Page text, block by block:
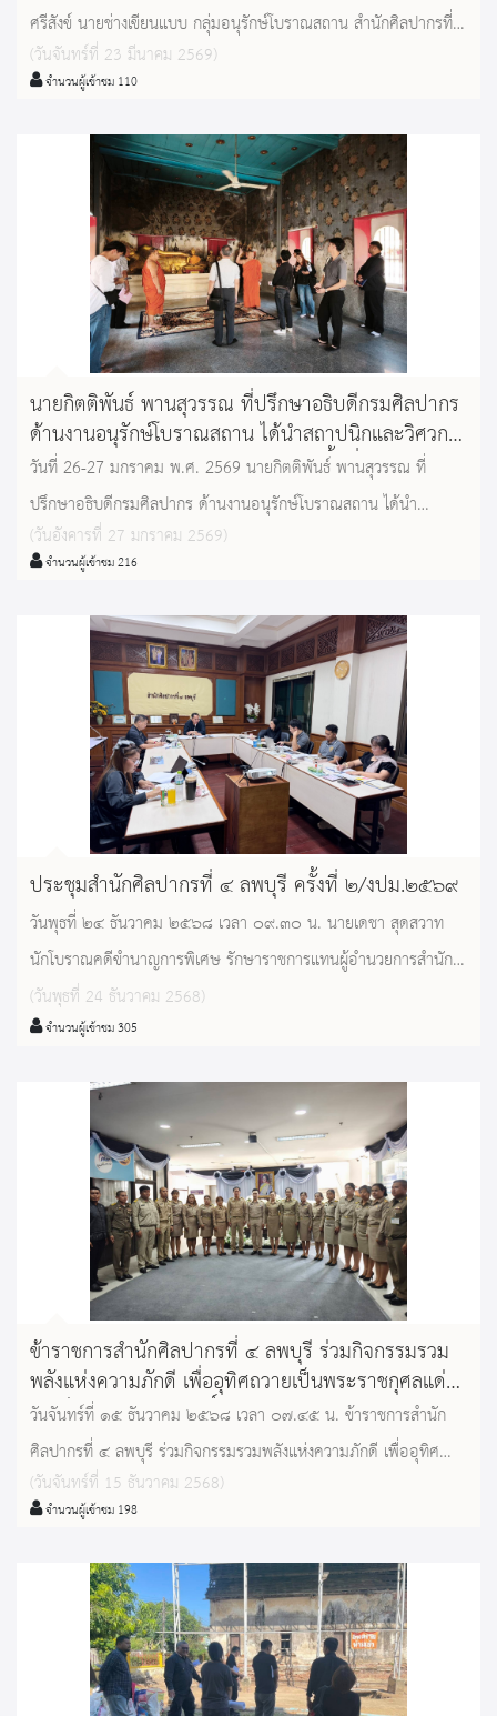
ศรีสังข์ นายช่างเขียนแบบ กลุ่มอนุรักษ์โบราณสถาน สำนักศิลปากรที่
๔ ลพบุรี ได้รับคัดเลือกเป็นพนักงานราชการผู้ปฏิบัติงานดีเด่น ในสังกัด
กรมศิลปากร ประจำปี พ.ศ. ๒๕๖๘ เนื่องในโอกาสวันสถาปนากรม
(วันจันทร์ที่ 23 มีนาคม 2569)
จำนวนผู้เข้าชม 110
นายกิตติพันธ์ พานสุวรรณ ที่ปรึกษาอธิบดีกรมศิลปากร
ด้านงานอนุรักษ์โบราณสถาน ได้นำสถาปนิกและวิศวกร
สำนักสถาปัตยกรรม กรมศิลปากร ลงพื้นที่รับผิดชอบ
ของสำนักศิลปากรที่ 4 ลพบุรี
วันที่ 26-27 มกราคม พ.ศ. 2569 นายกิตติพันธ์ พานสุวรรณ ที่
ปรึกษาอธิบดีกรมศิลปากร ด้านงานอนุรักษ์โบราณสถาน ได้นำ
สถาปนิกและวิศวกร สำนักสถาปัตยกรรม กรมศิลปากร ลงพื้นที่รับผิด
ชอบของสำนักศิลปากรที่ 4 ลพบุรี เพื่อสำรวจสภาพพื้นที่จริงประกอบ
การจัดทำแบบรูปรายการงานบูรณะโบราณสถานภายในจังหวัด
อุทัยธานี (วัดธรรมโฆษก วัดใหม่จันทาราม วัดขวิด) จังหวัดเพชรบูรณ์
(วัดไตรภูมิ) จังหวัดลพบุรี(บ้านวิชาเยนทร์ สระมะโนรา) และให้คำ
แนะนำแนวทางการบูรณะโบราณสถานให้เกิดประโยชน์ทั้งเชิงวิชาการ
และเจ้าของพื้นที่โบราณสถานได้ใช้พื้นที่อย่างเหมาะสม อีกทั้งยังให้คำ
ปรึกษาวิธีการจัดการระบบระบายความชื้นสะสมในโบราณสถานเพื่อ
นำไปใช้ในงานอนุรักษ์โบราณสถานแห่งอื่นๆ ที่อยู่ในพื้นที่รับผิดชอบต่อ
ไป
(วันอังคารที่ 27 มกราคม 2569)
จำนวนผู้เข้าชม 216
ประชุมสำนักศิลปากรที่ ๔ ลพบุรี ครั้งที่ ๒/งปม.๒๕๖๙
วันพุธที่ ๒๔ ธันวาคม ๒๕๖๘ เวลา ๐๙.๓๐ น. นายเดชา สุดสวาท
นักโบราณคดีขำนาญการพิเศษ รักษาราชการแทนผู้อำนวยการสำนัก
ศิลปากรที่ ๔ ลพบุรี เป็นประธานในการประชุมสำนักศิลปากรที่ ๔
ลพบุรี ครั้งที่ ๒/งปม.๒๕๖๙ โดยมีหัวหน้าหน่วยงานในสังกัด เข้าร่วม
(วันพุธที่ 24 ธันวาคม 2568)
จำนวนผู้เข้าชม 305
ข้าราชการสำนักศิลปากรที่ ๔ ลพบุรี ร่วมกิจกรรมรวม
พลังแห่งความภักดี เพื่ออุทิศถวายเป็นพระราชกุศลแด่
สมเด็จพระนางเจ้าสิริกิติ์ พระบรมราชินีนาถ พระบรม
ราชชนนีพันปีหลวง
วันจันทร์ที่ ๑๕ ธันวาคม ๒๕๖๘ เวลา ๐๗.๔๕ น. ข้าราชการสำนัก
ศิลปากรที่ ๔ ลพบุรี ร่วมกิจกรรมรวมพลังแห่งความภักดี เพื่ออุทิศ
ถวายเป็นพระราชกุศลแด่สมเด็จพระนางเจ้าสิริกิติ์ พระบรมราชินีนาถ
พระบรมราชชนนีพันปีหลวง ณ ห้องโถง ชั้น ๑ ศาลากลางจังหวัด
(วันจันทร์ที่ 15 ธันวาคม 2568)
จำนวนผู้เข้าชม 198